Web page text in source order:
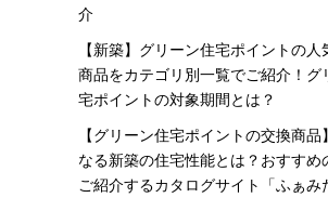
介
【新築】グリーン住宅ポイントの人
商品をカテゴリ別一覧でご紹介！グ
宅ポイントの対象期間とは？
【グリーン住宅ポイントの交換商品
なる新築の住宅性能とは？おすすめ
ご紹介するカタログサイト「ふぁみ